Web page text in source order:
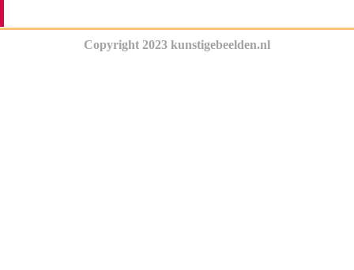
Copyright 2023 kunstigebeelden.nl